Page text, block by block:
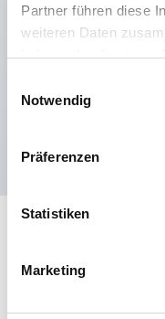
Partner führen diese
weiteren Daten
haben oder die sie im
Notwendig
Präferenzen
Statistiken
Marketing
(IEC 60529)
UL- und CSA-
Mit speziellem
Other